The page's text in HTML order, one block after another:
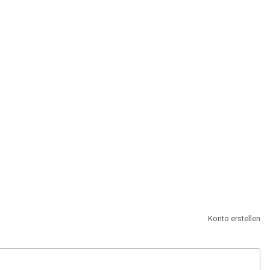
Konto erstellen